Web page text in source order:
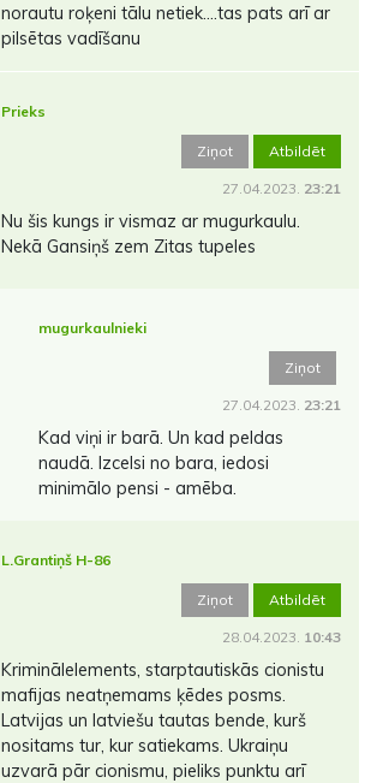
norautu roķeni tālu netiek....tas pats arī ar
pilsētas vadīšanu
Prieks
Ziņot Atbildēt
27.04.2023. 23:21
Nu šis kungs ir vismaz ar mugurkaulu.
Nekā Gansiņš zem Zitas tupeles
mugurkaulnieki
Ziņot
27.04.2023. 23:21
Kad viņi ir barā. Un kad peldas
naudā. Izcelsi no bara, iedosi
minimālo pensi - amēba.
L.Grantiņš H-86
Ziņot Atbildēt
28.04.2023. 10:43
Kriminālelements, starptautiskās cionistu
mafijas neatņemams ķēdes posms.
Latvijas un latviešu tautas bende, kurš
nositams tur, kur satiekams. Ukraiņu
uzvarā pār cionismu, pieliks punktu arī